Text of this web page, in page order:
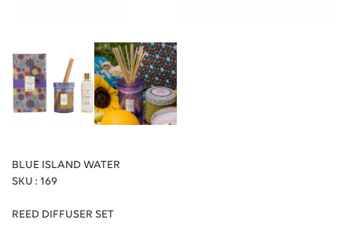
BLUE ISLAND WATER
SKU : 169
REED DIFFUSER SET